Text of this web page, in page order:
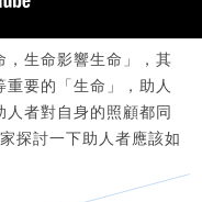
生命影響生命」，其
要的「生命」，助人
者對自身的照顧都同
探討一下助人者應該如